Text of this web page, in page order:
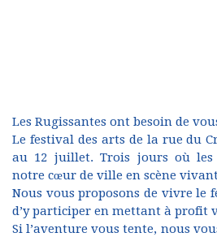
Les Rugissantes ont besoin de
Le festival des arts de la rue du
au 12 juillet. Trois jours où les
notre cœur de ville en scène
Nous vous proposons de vivre le
d’y participer en mettant à profit
Si l’aventure vous tente, nous